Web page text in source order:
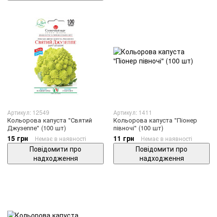
Артикул: 12549
Кольорова капуста "Святий
Джузеппе" (100 шт)
15 грн Немає в наявності
Повідомити про
надходження
Артикул: 1411
Кольорова капуста "Піонер
півночі" (100 шт)
11 грн Немає в наявності
Повідомити про
надходження